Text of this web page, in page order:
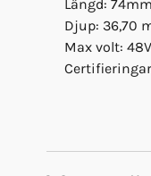
Längd: 74mm
Djup: 36,70
Max volt: 48V
Certifieringar: